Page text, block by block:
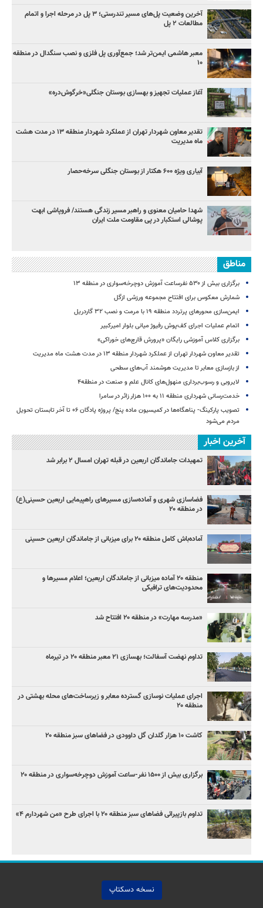
آخرین وضعیت پل‌های مسیر تندرستی؛ ۳ پل در مرحله اجرا و اتمام
مطالعات ۲ پل
معبر هاشمی ایمن‌تر شد؛ جمع‌آوری پل فلزی و نصب سنگدال در منطقه
۱۰
آغاز عملیات تجهیز و بهسازی بوستان جنگلی«خرگوش‌دره»
تقدیر معاون شهردار تهران از عملکرد شهردار منطقه ۱۳ در مدت هشت
ماه مدیریت
آبیاری ویژه ۶۰۰ هکتار از بوستان جنگلی سرخه‌حصار
شهدا حامیان معنوی و راهبر مسیر زندگی هستند/ فروپاشی ابهت
پوشالی استکبار در پی مقاومت ملت ایران
مناطق
برگزاری بیش از ۵۳۰ نفرساعت آموزش دوچرخه‌سواری در منطقه ۱۳
شمارش معکوس برای افتتاح مجموعه ورزشی ازگل
ایمن‌سازی محورهای پرتردد منطقه ۱۹ با مرمت و نصب ۳۲ گاردریل
اتمام عملیات اجرای کف‌پوش رفیوژ میانی بلوار امیرکبیر
برگزاری کلاس آموزشی رایگان «پرورش قارچ‌های خوراکی»
تقدیر معاون شهردار تهران از عملکرد شهردار منطقه ۱۳ در مدت هشت ماه مدیریت
از بازسازی معابر تا مدیریت هوشمند آب‌های سطحی
لایروبی و رسوب‌برداری منهول‌های کانال علم و صنعت در منطقه۴
خدمت‌رسانی شهرداری منطقه ۱۱ به ۱۰۰ هزار زائر در سامرا
تصویب پارکینگ- پناهگاه‌ها در کمیسیون ماده پنج/ پروژه پادگان ۰۶ تا آخر تابستان تحویل
مردم می‌شود
آخرین اخبار
تمهیدات جاماندگان اربعین در قبله تهران امسال ۲ برابر شد
فضاسازی شهری و آماده‌سازی مسیرهای راهپیمایی اربعین حسینی(ع)
در منطقه ۲۰
آماده‌باش کامل منطقه ۲۰ برای میزبانی از جاماندگان اربعین حسینی
منطقه ۲۰ آماده میزبانی از جاماندگان اربعین؛ اعلام مسیرها و
محدودیت‌های ترافیکی
«مدرسه مهارت» در منطقه ۲۰ افتتاح شد
تداوم نهضت آسفالت؛ بهسازی ۲۱ معبر منطقه ۲۰ در تیرماه
اجرای عملیات نوسازی گسترده معابر و زیرساخت‌های محله بهشتی در
منطقه ۲۰
کاشت ۱۰ هزار گلدان گل داوودی در فضاهای سبز منطقه ۲۰
برگزاری بیش از ۱۵۰۰ نفر-ساعت آموزش دوچرخه‌سواری در منطقه ۲۰
تداوم بازپیرائی فضاهای سبز منطقه ۲۰ با اجرای طرح «من شهردارم ۴»
نسخه دسکتاپ